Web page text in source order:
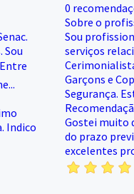
Sou
Indico
0
Sobre o
Sou
serviços
Garçons e
Segurança.
Gostei muito
do prazo
excelentes